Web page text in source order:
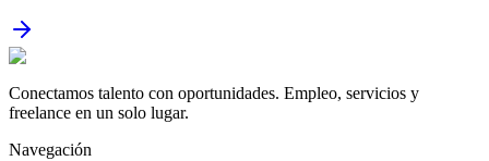
Conectamos talento con oportunidades. Empleo, servicios y
freelance en un solo lugar.
Navegación